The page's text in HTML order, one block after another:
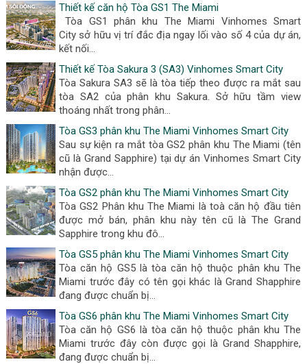
Thiết kế căn hộ Tòa GS1 The Miami
Tòa GS1 phân khu The Miami Vinhomes Smart
City sở hữu vị trí đắc địa ngay lối vào số 4 của dự án,
kết nối...
Thiết kế Tòa Sakura 3 (SA3) Vinhomes Smart City
Tòa Sakura SA3 sẽ là tòa tiếp theo được ra mắt sau
tòa SA2 của phân khu Sakura. Sở hữu tầm view
thoáng nhất trong phân...
Tòa GS3 phân khu The Miami Vinhomes Smart City
Sau sự kiện ra mắt tòa GS2 phân khu The Miami (tên
cũ là Grand Sapphire) tại dự án Vinhomes Smart City
nhận được...
Tòa GS2 phân khu The Miami Vinhomes Smart City
Tòa GS2 Phân khu The Miami là toà căn hộ đầu tiên
được mở bán, phân khu này tên cũ là The Grand
Sapphire trong khu đô...
Tòa GS5 phân khu The Miami Vinhomes Smart City
Tòa căn hộ GS5 là tòa căn hộ thuộc phân khu The
Miami trước đây có tên gọi khác là Grand Shapphire
đang được chuẩn bị...
Tòa GS6 phân khu The Miami Vinhomes Smart City
Tòa căn hộ GS6 là tòa căn hộ thuộc phân khu The
Miami trước đây còn được gọi là Grand Shapphire,
đang được chuẩn bị...